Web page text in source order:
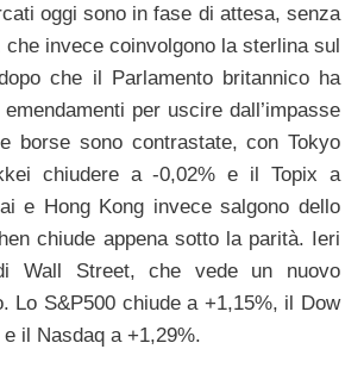
oggi sono in fase di attesa, senza
invece coinvolgono la sterlina sul
che il Parlamento britannico ha
per uscire dall’impasse
borse sono contrastate, con Tokyo
chiudere a -0,02% e il Topix a
e Hong Kong invece salgono dello
chiude appena sotto la parità. Ieri
Wall Street, che vede un nuovo
Lo S&P500 chiude a +1,15%, il Dow
il Nasdaq a +1,29%.